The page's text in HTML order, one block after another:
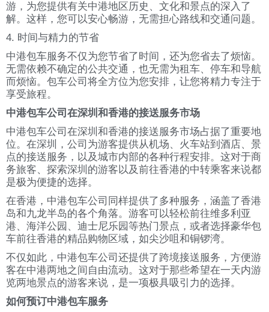
游，为您提供有关中港地区历史、文化和景点的深入了
解。这样，您可以安心畅游，无需担心路线和交通问题。
4. 时间与精力的节省
中港包车服务不仅为您节省了时间，还为您省去了烦恼。
无需依赖不确定的公共交通，也无需为租车、停车和导航
而烦恼。包车公司将全方位为您安排，让您将精力专注于
享受旅程。
中港包车公司在深圳和香港的接送服务市场
中港包车公司在深圳和香港的接送服务市场占据了重要地
位。在深圳，公司为游客提供从机场、火车站到酒店、景
点的接送服务，以及城市内部的各种行程安排。这对于商
务旅客、探索深圳的游客以及前往香港的中转乘客来说都
是极为便捷的选择。
在香港，中港包车公司同样提供了多种服务，涵盖了香港
岛和九龙半岛的各个角落。游客可以轻松前往维多利亚
港、海洋公园、迪士尼乐园等热门景点，或者选择豪华包
车前往香港的精品购物区域，如尖沙咀和铜锣湾。
不仅如此，中港包车公司还提供了跨境接送服务，方便游
客在中港两地之间自由流动。这对于那些希望在一天内游
览两地景点的游客来说，是一项极具吸引力的选择。
如何预订中港包车服务